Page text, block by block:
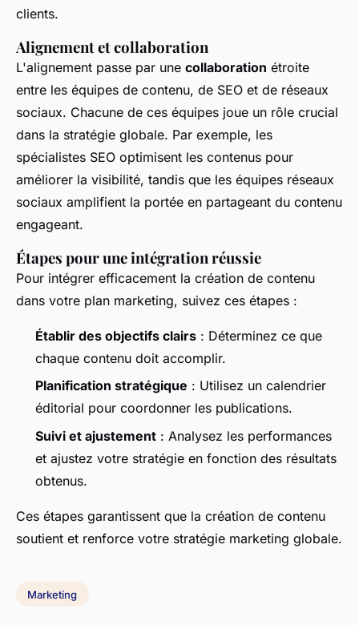
clients.
Alignement et collaboration
L'alignement passe par une collaboration étroite
entre les équipes de contenu, de SEO et de réseaux
sociaux. Chacune de ces équipes joue un rôle crucial
dans la stratégie globale. Par exemple, les
spécialistes SEO optimisent les contenus pour
améliorer la visibilité, tandis que les équipes réseaux
sociaux amplifient la portée en partageant du contenu
engageant.
Étapes pour une intégration réussie
Pour intégrer efficacement la création de contenu
dans votre plan marketing, suivez ces étapes :
Établir des objectifs clairs : Déterminez ce que
chaque contenu doit accomplir.
Planification stratégique : Utilisez un calendrier
éditorial pour coordonner les publications.
Suivi et ajustement : Analysez les performances
et ajustez votre stratégie en fonction des résultats
obtenus.
Ces étapes garantissent que la création de contenu
soutient et renforce votre stratégie marketing globale.
Marketing